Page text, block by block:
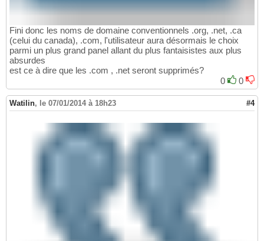
Fini donc les noms de domaine conventionnels .org, .net, .ca
(celui du canada), .com, l'utilisateur aura désormais le choix
parmi un plus grand panel allant du plus fantaisistes aux plus
absurdes
est ce à dire que les .com , .net seront supprimés?
0
0
Watilin, le 07/01/2014 à 18h23 #4